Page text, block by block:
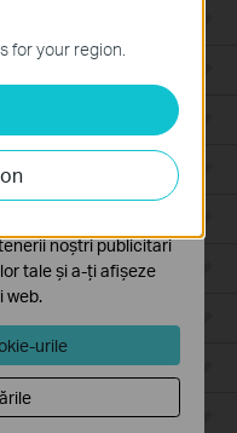
for your region.
funcționarea
în sistemele tale
analizăm activitățile
și ajusta
noștri publicitari
tale și a-ți afișeze
web.
urile